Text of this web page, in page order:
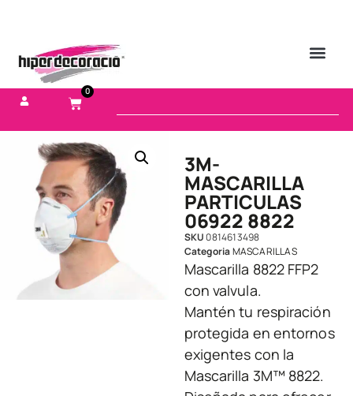
0
3M-
MASCARILLA
PARTICULAS
06922 8822
SKU0814613498
CategoriaMASCARILLAS
Mascarilla 8822 FFP2
con valvula.
Mantén tu respiración
protegida en entornos
exigentes con la
Mascarilla 3M™ 8822.